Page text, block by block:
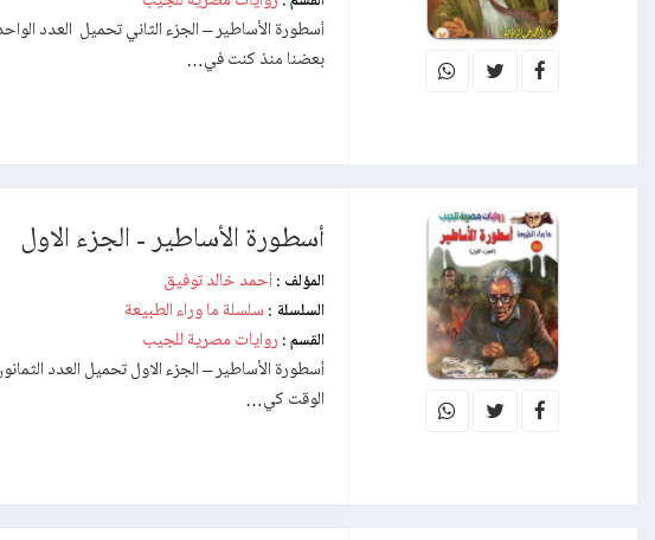
أسطورة الأساطير – الجزء الثاني تحميل العدد
بعضنا منذ كنت في…
أسطورة الأساطير - الجزء الاول
المؤلف :أحمد خالد توفيق
السلسلة : سلسلة ما وراء الطبيعة
القسم : روايات مصرية للجيب
أسطورة الأساطير – الجزء الاول تحميل العدد
الوقت كي…